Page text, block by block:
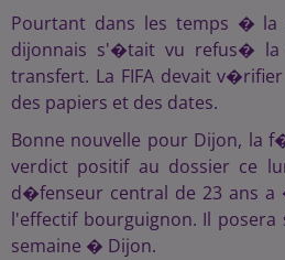
Pourtant dans les temps �
dijonnais s'�tait vu refus� la
transfert. La FIFA devait
des papiers et des dates.
Bonne nouvelle pour Dijon,
verdict positif au dossier ce
d�fenseur central de 23 ans
l'effectif bourguignon. Il posera
semaine � Dijon.